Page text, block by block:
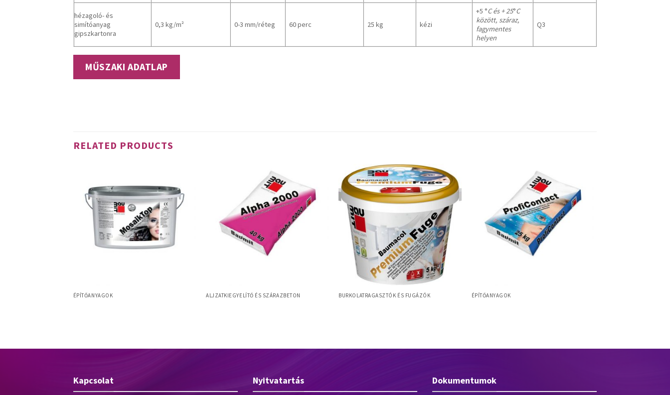
hézagoló- és
simítóanyag
gipszkartonra
0,3 kg/m² 0-3 mm/réteg 60 perc 25 kg kézi
+5 °C és + 25°C
között, száraz,
fagymentes
helyen
Q3
MŰSZAKI ADATLAP
RELATED PRODUCTS
ÉPÍTŐANYAGOK ALJZATKIEGYELÍTŐ ÉS SZÁRAZBETON BURKOLATRAGASZTÓK ÉS FUGÁZÓK ÉPÍTŐANYAGOK
Kapcsolat Nyitvatartás Dokumentumok